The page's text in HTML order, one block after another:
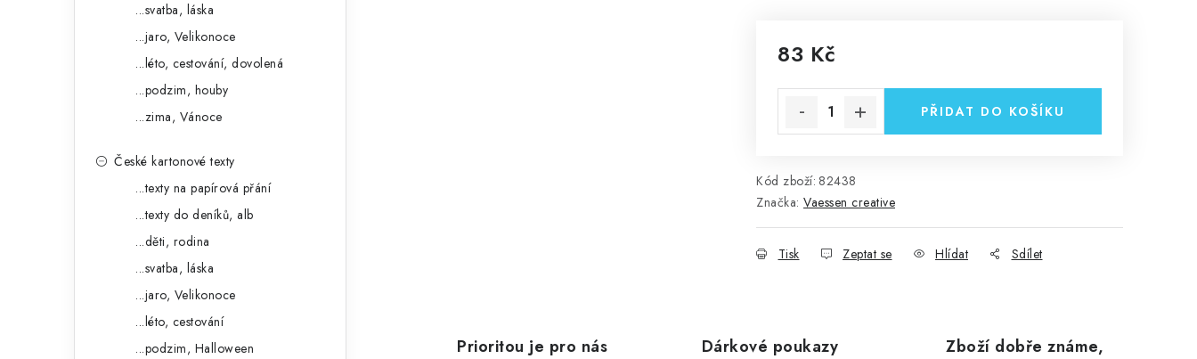
...svatba, láska
...jaro, Velikonoce
...léto, cestování, dovolená
...podzim, houby
...zima, Vánoce
České kartonové texty
...texty na papírová přání
...texty do deníků, alb
...děti, rodina
...svatba, láska
...jaro, Velikonoce
...léto, cestování
...podzim, Halloween
83 Kč
PŘIDAT DO KOŠÍKU
Kód zboží: 82438
Značka: Vaessen creative
Tisk Zeptat se Hlídat Sdílet
Prioritou je pro nás Dárkové poukazy Zboží dobře známe,